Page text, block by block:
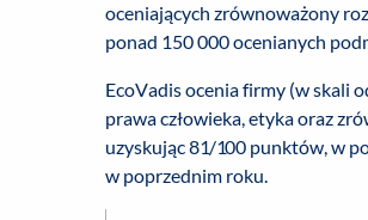
oceniających zrównoważony
ponad 150 000 ocenianych
EcoVadis ocenia firmy (w skali
prawa człowieka, etyka oraz
uzyskując 81/100 punktów, w
w poprzednim roku.